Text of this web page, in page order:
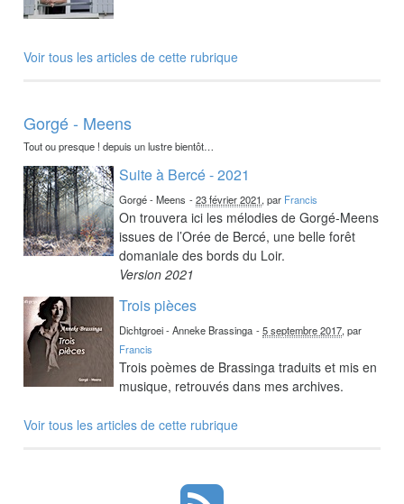
Voir tous les articles de cette rubrique
Gorgé - Meens
Tout ou presque ! depuis un lustre bientôt…
Suite à Bercé - 2021
Gorgé - Meens -23 février 2021, par Francis
On trouvera ici les mélodies de Gorgé-Meens
issues de l’Orée de Bercé, une belle forêt
domaniale des bords du Loir.
Version 2021
Trois pièces
Dichtgroei - Anneke Brassinga -5 septembre 2017, par
Francis
Trois poèmes de Brassinga traduits et mis en
musique, retrouvés dans mes archives.
Voir tous les articles de cette rubrique